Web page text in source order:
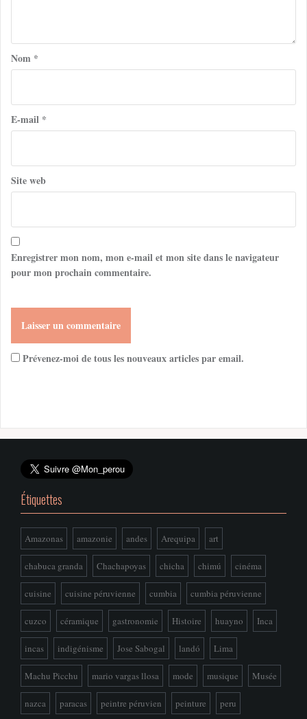
Nom *
E-mail *
Site web
Enregistrer mon nom, mon e-mail et mon site dans le navigateur
pour mon prochain commentaire.
Prévenez-moi de tous les nouveaux articles par email.
Étiquettes
Amazonas amazonie andes Arequipa art
chabuca granda Chachapoyas chicha chimú cinéma
cuisine cuisine péruvienne cumbia cumbia péruvienne
cuzco céramique gastronomie Histoire huayno Inca
incas indigénisme Jose Sabogal landó Lima
Machu Picchu mario vargas llosa mode musique Musée
nazca paracas peintre péruvien peinture peru